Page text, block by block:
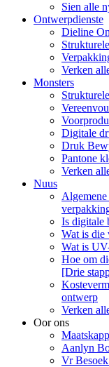
Sien alle
Ontwerpdienste
Dieline
Verken
Monsters
Digitale
Druk
Pantone
Verken
Nuus
Is digitale
Wat is
Wat is
Hoe om
[Drie
ontwerp
Verken
Oor ons
Aanlyn
Vr